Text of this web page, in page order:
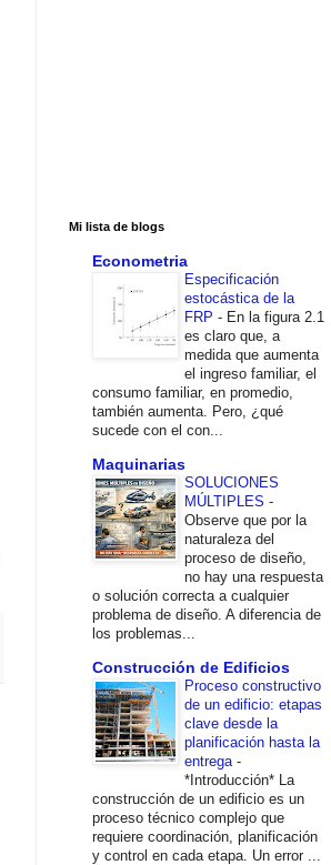
Mi lista de blogs
Econometria
Especificación
estocástica de la
FRP - En la figura 2.1
es claro que, a
medida que aumenta
el ingreso familiar, el
consumo familiar, en promedio,
también aumenta. Pero, ¿qué
sucede con el con...
Maquinarias
SOLUCIONES
MÚLTIPLES -
Observe que por la
naturaleza del
proceso de diseño,
no hay una respuesta
o solución correcta a cualquier
problema de diseño. A diferencia de
los problemas...
Construcción de Edificios
Proceso constructivo
de un edificio: etapas
clave desde la
planificación hasta la
entrega -
*Introducción* La
construcción de un edificio es un
proceso técnico complejo que
requiere coordinación, planificación
y control en cada etapa. Un error ...